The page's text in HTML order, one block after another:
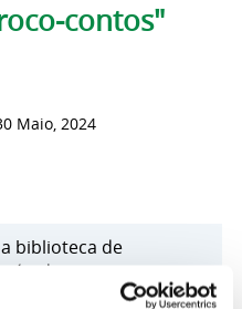
contos"
Maio, 2024
biblioteca de
de contacontos para
As familias interesadas